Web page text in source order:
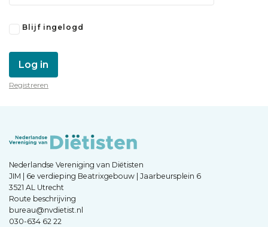
Blijf ingelogd
Log in
Registreren
Nederlandse Vereniging van Diëtisten
JIM | 6e verdieping Beatrixgebouw | Jaarbeursplein 6
3521 AL Utrecht
Route beschrijving
bureau@nvdietist.nl
030-634 62 22